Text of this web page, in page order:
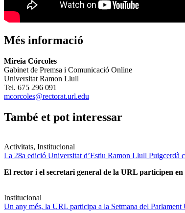
Més informació
Mireia Córcoles
Gabinet de Premsa i Comunicació Online
Universitat Ramon Llull
Tel. 675 296 091
mcorcoles@rectorat.url.edu
També et pot interessar
Activitats, Institucional
La 28a edició Universitat d’Estiu Ramon Llull Puigcerdà
El rector i el secretari general de la URL participen en
Institucional
Un any més, la URL participa a la Setmana del